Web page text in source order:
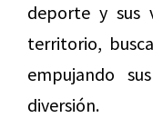
deporte y sus
territorio,
empujando
diversión.